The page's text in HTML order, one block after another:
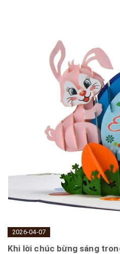
2026-04-07
Khi lời chúc bừng sáng